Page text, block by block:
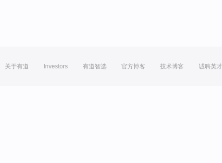
关于有道 Investors 有道智选 官方博客 技术博客 诚聘英才